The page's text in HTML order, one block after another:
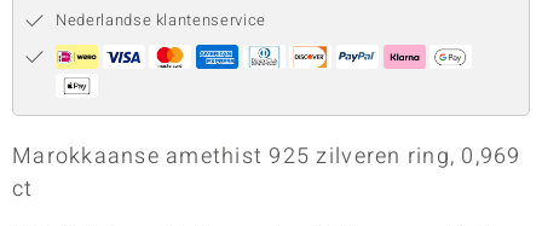
Nederlandse klantenservice
Marokkaanse amethist 925 zilveren ring, 0,969
ct